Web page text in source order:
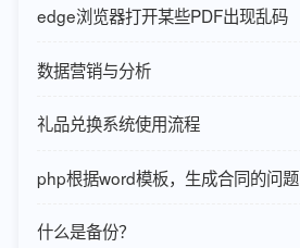
edge浏览器打开某些PDF出现乱码
数据营销与分析
礼品兑换系统使用流程
php根据word模板，生成合同的问题
什么是备份？